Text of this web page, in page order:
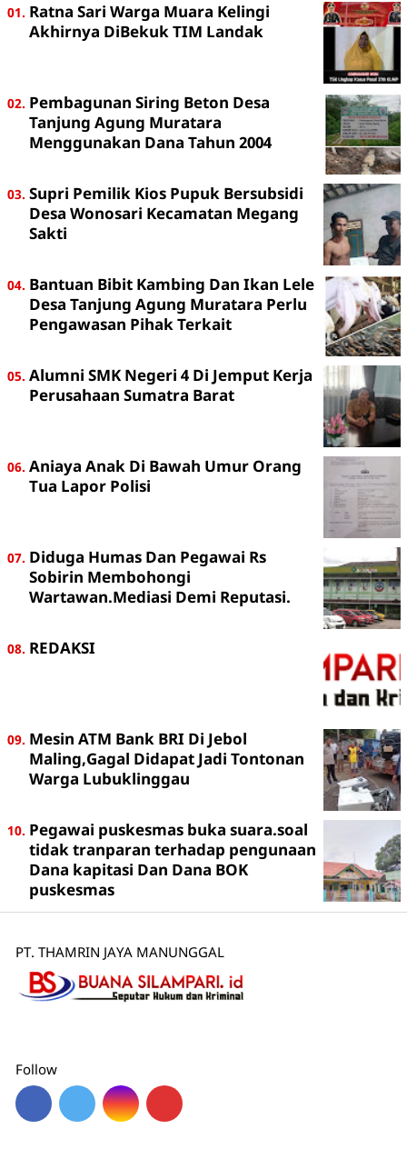
Ratna Sari Warga Muara Kelingi
Akhirnya DiBekuk TIM Landak
Pembagunan Siring Beton Desa
Tanjung Agung Muratara
Menggunakan Dana Tahun 2004
Supri Pemilik Kios Pupuk Bersubsidi
Desa Wonosari Kecamatan Megang
Sakti
Bantuan Bibit Kambing Dan Ikan Lele
Desa Tanjung Agung Muratara Perlu
Pengawasan Pihak Terkait
Alumni SMK Negeri 4 Di Jemput Kerja
Perusahaan Sumatra Barat
Aniaya Anak Di Bawah Umur Orang
Tua Lapor Polisi
Diduga Humas Dan Pegawai Rs
Sobirin Membohongi
Wartawan.Mediasi Demi Reputasi.
REDAKSI
Mesin ATM Bank BRI Di Jebol
Maling,Gagal Didapat Jadi Tontonan
Warga Lubuklinggau
Pegawai puskesmas buka suara.soal
tidak tranparan terhadap pengunaan
Dana kapitasi Dan Dana BOK
puskesmas
PT. THAMRIN JAYA MANUNGGAL
Follow